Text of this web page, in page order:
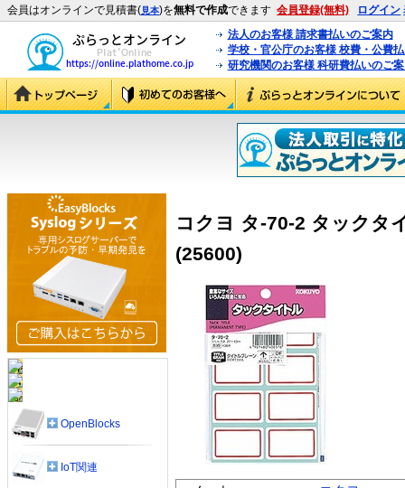
会員はオンラインで見積書(見本)を無料で作成できます 会員登録(無料) ログイン
法人のお客様 請求書払いのご案内
学校・官公庁のお客様 校費・公費
研究機関のお客様 科研費払いのご
コクヨ タ-70-2 タックタ
(25600)
OpenBlocks
IoT関連